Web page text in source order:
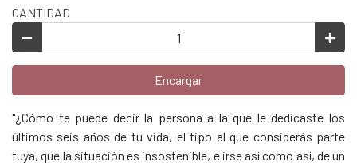
CANTIDAD
Encargar
"¿Cómo te puede decir la persona a la que le dedicaste los
últimos seis años de tu vida, el tipo al que considerás parte
tuya, que la situación es insostenible, e irse así como así, de un